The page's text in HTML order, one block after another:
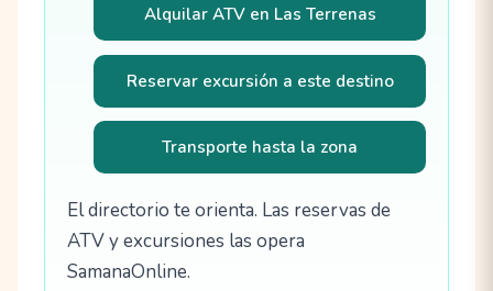
Alquilar ATV en Las Terrenas
Reservar excursión a este destino
Transporte hasta la zona
El directorio te orienta. Las reservas de
ATV y excursiones las opera
SamanaOnline.